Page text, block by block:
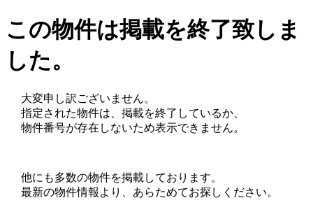
この物件は掲載を終了致しま
した。
大変申し訳ございません。
指定された物件は、掲載を終了しているか、
物件番号が存在しないため表示できません。
他にも多数の物件を掲載しております。
最新の物件情報より、あらためてお探しください。